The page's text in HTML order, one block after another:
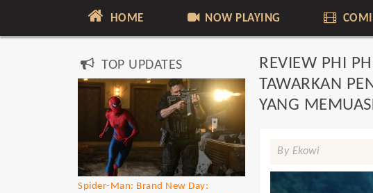
HOME NOW PLAYING
REVIEW PHI
TAWARKAN
YANG
By Ekowi
TOP UPDATES
Spider-Man: Brand New Day: